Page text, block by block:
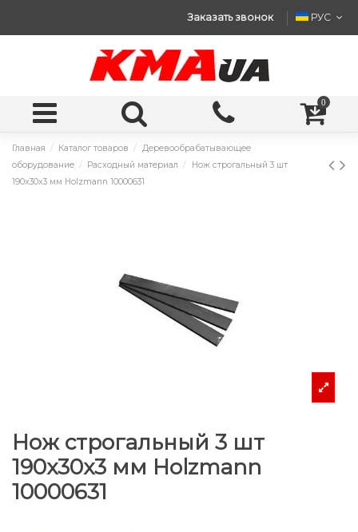
Заказать звонок РУС
0
Главная Каталог товаров
Деревообрабатывающее
оборудование
Расходный материал
Нож строгальный 3 шт
190x30x3 мм Holzmann 10000631
Нож строгальный 3 шт
190x30x3 мм Holzmann
10000631